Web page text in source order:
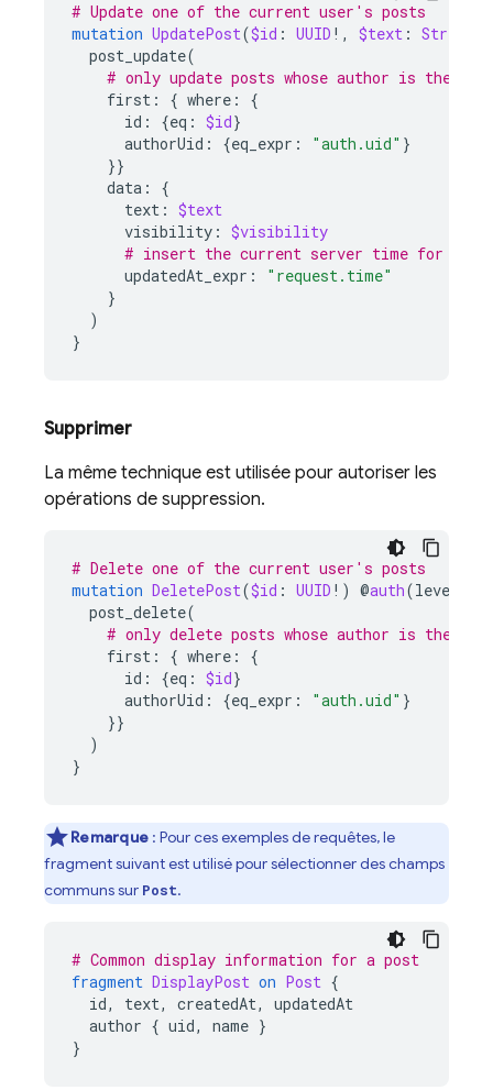
# Update one of the current user's posts
mutation UpdatePost($id : UUID !, $text : String
post_update(
# only update posts whose author is the
first : { where :
{
id : {eq : $id}
authorUid : {eq_expr : "auth.uid" }
}}
data :
{
text : $text
visibility : $visibility
# insert the current server time for
updatedAt_expr :
"request.time"
}
)
}
Supprimer
La même technique est utilisée pour autoriser les
opérations de suppression.
# Delete one of the current user's posts
mutation DeletePost($id : UUID !) @auth(level
post_delete(
# only delete posts whose author is the
first : { where :
{
id : {eq : $id}
authorUid : {eq_expr : "auth.uid" }
}}
)
}
Remarque : Pour ces exemples de requêtes, le
fragment suivant est utilisé pour sélectionner des champs
communs sur Post.
# Common display information for a post
fragment DisplayPost on Post {
id, text, createdAt,
updatedAt
author { uid, name }
}